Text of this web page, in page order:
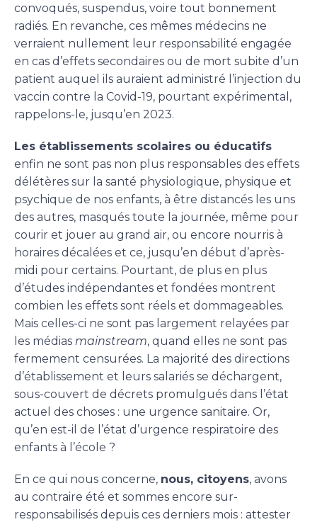
convoqués, suspendus, voire tout bonnement
radiés. En revanche, ces mêmes médecins ne
verraient nullement leur responsabilité engagée
en cas d’effets secondaires ou de mort subite d’un
patient auquel ils auraient administré l’injection du
vaccin contre la Covid-19, pourtant expérimental,
rappelons-le, jusqu’en 2023.
Les établissements scolaires ou éducatifs
enfin ne sont pas non plus responsables des effets
délétères sur la santé physiologique, physique et
psychique de nos enfants, à être distancés les uns
des autres, masqués toute la journée, même pour
courir et jouer au grand air, ou encore nourris à
horaires décalées et ce, jusqu’en début d’après-
midi pour certains. Pourtant, de plus en plus
d’études indépendantes et fondées montrent
combien les effets sont réels et dommageables.
Mais celles-ci ne sont pas largement relayées par
les médias mainstream, quand elles ne sont pas
fermement censurées. La majorité des directions
d’établissement et leurs salariés se déchargent,
sous-couvert de décrets promulgués dans l’état
actuel des choses : une urgence sanitaire. Or,
qu’en est-il de l’état d’urgence respiratoire des
enfants à l’école ?
En ce qui nous concerne, nous, citoyens, avons
au contraire été et sommes encore sur-
responsabilisés depuis ces derniers mois : attester